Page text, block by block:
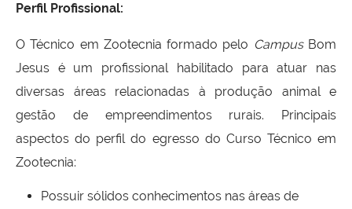
Perfil Profissional:
O Técnico em Zootecnia formado pelo CampusBom
Jesus é um profissional habilitado para atuar nas
diversas áreas relacionadas à produção animal e
gestão de empreendimentos rurais. Principais
aspectos do perfil do egresso do Curso Técnico em
Zootecnia:
Possuir sólidos conhecimentos nas áreas de